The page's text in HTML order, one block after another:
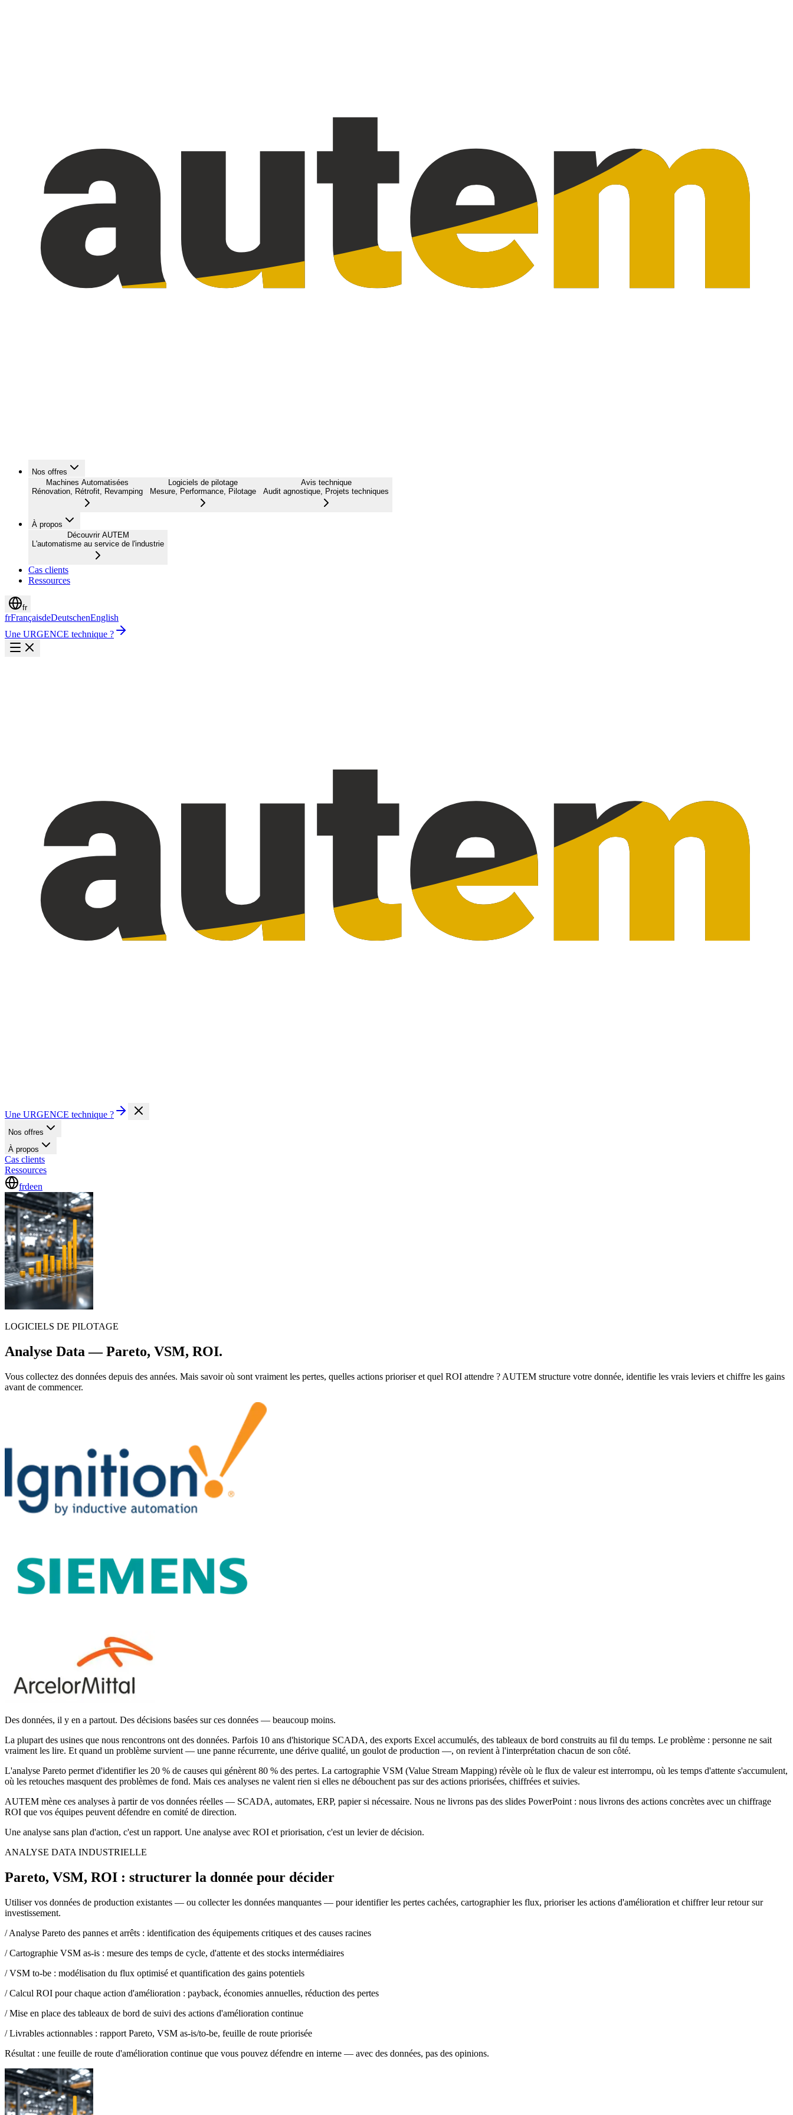
Nos offres
Machines Automatisées
Rénovation, Rétrofit, Revamping
Logiciels de pilotage
Mesure, Performance, Pilotage
Avis technique
Audit agnostique, Projets techniques
À propos
Découvrir AUTEM
L'automatisme au service de l'industrie
Cas clients
Ressources
fr
frFrançaisdeDeutschenEnglish
Une URGENCE technique ?
Une URGENCE technique ?
Nos offres
À propos
Cas clients
Ressources
frdeen
LOGICIELS DE PILOTAGE
Analyse Data — Pareto, VSM, ROI.
Vous collectez des données depuis des années. Mais savoir où sont vraiment les pertes, quelles actions prioriser et quel ROI attendre ? AUTEM structure votre donnée, identifie les vrais leviers et chiffre les gains
avant de commencer.
Des données, il y en a partout. Des décisions basées sur ces données — beaucoup moins.
La plupart des usines que nous rencontrons ont des données. Parfois 10 ans d'historique SCADA, des exports Excel accumulés, des tableaux de bord construits au fil du temps. Le problème : personne ne sait
vraiment les lire. Et quand un problème survient — une panne récurrente, une dérive qualité, un goulot de production —, on revient à l'interprétation chacun de son côté.
L'analyse Pareto permet d'identifier les 20 % de causes qui génèrent 80 % des pertes. La cartographie VSM (Value Stream Mapping) révèle où le flux de valeur est interrompu, où les temps d'attente s'accumulent,
où les retouches masquent des problèmes de fond. Mais ces analyses ne valent rien si elles ne débouchent pas sur des actions priorisées, chiffrées et suivies.
AUTEM mène ces analyses à partir de vos données réelles — SCADA, automates, ERP, papier si nécessaire. Nous ne livrons pas des slides PowerPoint : nous livrons des actions concrètes avec un chiffrage
ROI que vos équipes peuvent défendre en comité de direction.
Une analyse sans plan d'action, c'est un rapport. Une analyse avec ROI et priorisation, c'est un levier de décision.
ANALYSE DATA INDUSTRIELLE
Pareto, VSM, ROI : structurer la donnée pour décider
Utiliser vos données de production existantes — ou collecter les données manquantes — pour identifier les pertes cachées, cartographier les flux, prioriser les actions d'amélioration et chiffrer leur retour sur
investissement.
/ Analyse Pareto des pannes et arrêts : identification des équipements critiques et des causes racines
/ Cartographie VSM as-is : mesure des temps de cycle, d'attente et des stocks intermédiaires
/ VSM to-be : modélisation du flux optimisé et quantification des gains potentiels
/ Calcul ROI pour chaque action d'amélioration : payback, économies annuelles, réduction des pertes
/ Mise en place des tableaux de bord de suivi des actions d'amélioration continue
/ Livrables actionnables : rapport Pareto, VSM as-is/to-be, feuille de route priorisée
Résultat : une feuille de route d'amélioration continue que vous pouvez défendre en interne — avec des données, pas des opinions.